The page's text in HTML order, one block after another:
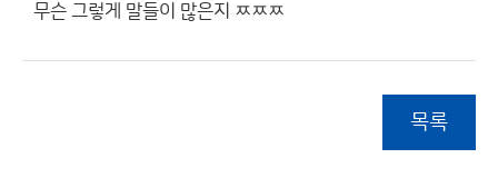
무슨 그렇게 말들이 많은지 ㅉㅉㅉ
목록